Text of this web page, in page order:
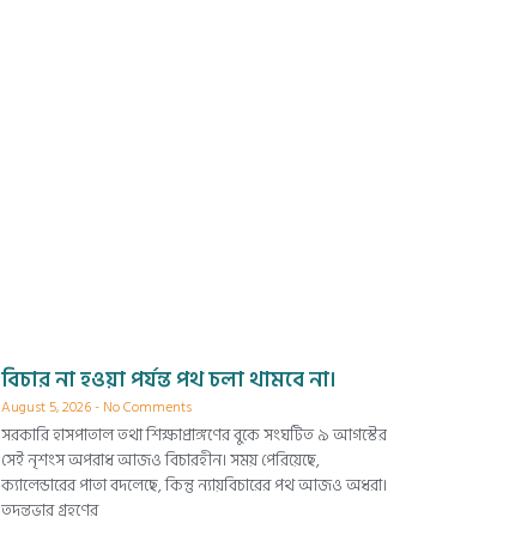
বিচার না হওয়া পর্যন্ত পথ চলা থামবে না।
August 5, 2026 No Comments
সরকারি হাসপাতাল তথা শিক্ষাপ্রাঙ্গণের বুকে সংঘটিত ৯ আগস্টের
সেই নৃশংস অপরাধ আজও বিচারহীন। সময় পেরিয়েছে,
ক্যালেন্ডারের পাতা বদলেছে, কিন্তু ন্যায়বিচারের পথ আজও অধরা।
তদন্তভার গ্রহণের